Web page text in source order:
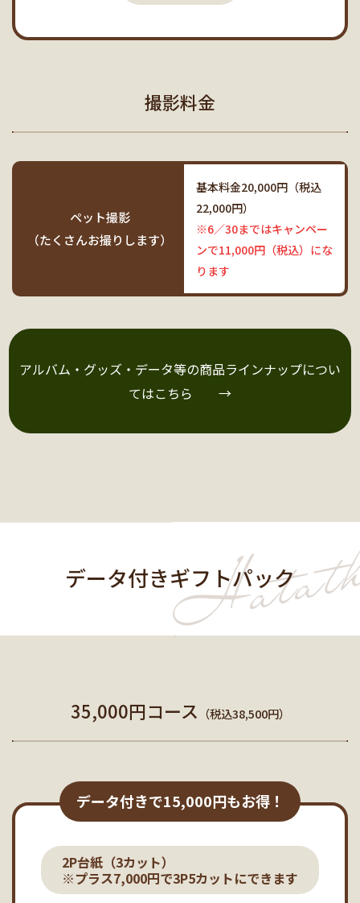
撮影料金
ペット撮影
（たくさんお撮りします）
基本料金20,000円（税込
22,000円）
※6／30まではキャンペー
ンで11,000円（税込）にな
ります
アルバム・グッズ・ データ等の商品ラインナップについ
てはこちら →
データ付きギフトパック
35,000円コース （税込38,500円）
データ付きで15,000円もお得！
2P台紙（3カット）
※プラス7,000円で3P5カットにできます